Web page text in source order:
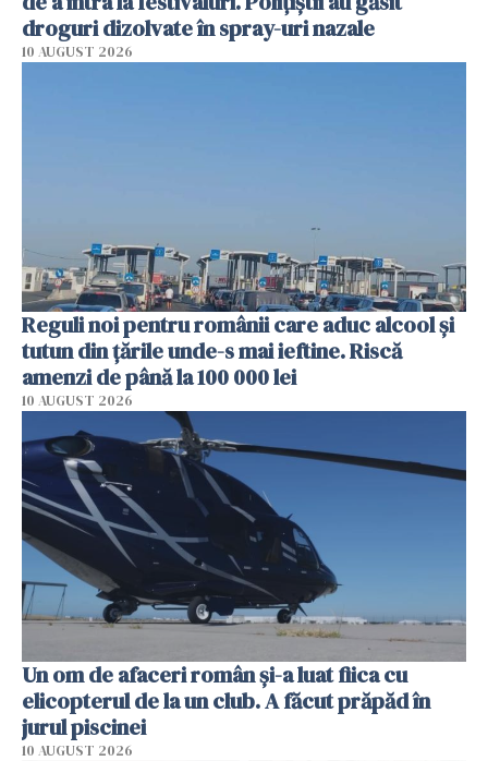
droguri dizolvate în spray-uri nazale
10 AUGUST 2026
Reguli noi pentru românii care aduc alcool și
tutun din țările unde-s mai ieftine. Riscă
amenzi de până la 100 000 lei
10 AUGUST 2026
Un om de afaceri român și-a luat fiica cu
elicopterul de la un club. A făcut prăpăd în
jurul piscinei
10 AUGUST 2026